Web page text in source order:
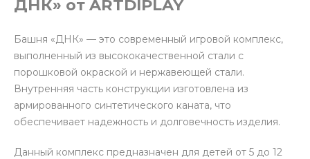
ДНК» от ARTDIPLAY
Башня «ДНК» — это современный игровой комплекс,
выполненный из высококачественной стали с
порошковой окраской и нержавеющей стали.
Внутренняя часть конструкции изготовлена из
армированного синтетического каната, что
обеспечивает надежность и долговечность изделия.
Данный комплекс предназначен для детей от 5 до 12